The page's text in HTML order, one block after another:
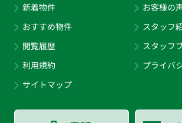
新着物件
おすすめ物件
閲覧履歴
利用規約
サイトマップ
お客様の
スタッフ
スタッフ
プライバ